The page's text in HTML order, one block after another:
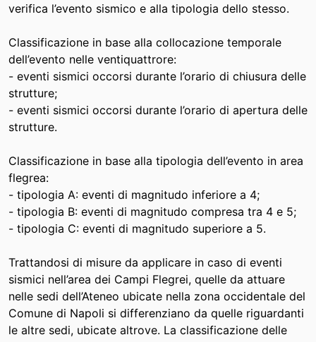
verifica l’evento sismico e alla tipologia dello stesso.
Classificazione in base alla collocazione temporale
dell’evento nelle ventiquattrore:
- eventi sismici occorsi durante l’orario di chiusura delle
strutture;
- eventi sismici occorsi durante l’orario di apertura delle
strutture.
Classificazione in base alla tipologia dell’evento in area
flegrea:
- tipologia A: eventi di magnitudo inferiore a 4;
- tipologia B: eventi di magnitudo compresa tra 4 e 5;
- tipologia C: eventi di magnitudo superiore a 5.
Trattandosi di misure da applicare in caso di eventi
sismici nell’area dei Campi Flegrei, quelle da attuare
nelle sedi dell’Ateneo ubicate nella zona occidentale del
Comune di Napoli si differenziano da quelle riguardanti
le altre sedi, ubicate altrove. La classificazione delle